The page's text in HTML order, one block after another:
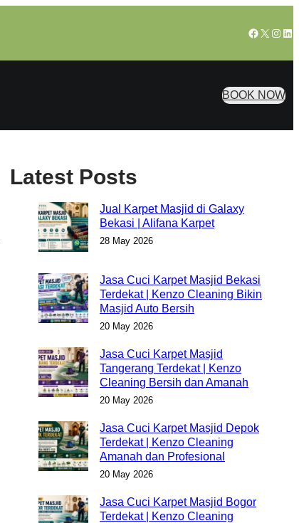
Facebook
X
BOOK NOW
Latest Posts
Jual Karpet Masjid di Galaxy
Bekasi | Alifana Karpet
28 May 2026
Jasa Cuci Karpet Masjid Bekasi
Terdekat | Kenzo Cleaning Bikin
Masjid Auto Bersih
20 May 2026
Jasa Cuci Karpet Masjid
Tangerang Terdekat | Kenzo
Cleaning Bersih dan Amanah
20 May 2026
Jasa Cuci Karpet Masjid Depok
Terdekat | Kenzo Cleaning
Amanah dan Profesional
20 May 2026
Jasa Cuci Karpet Masjid Bogor
Terdekat | Kenzo Cleaning